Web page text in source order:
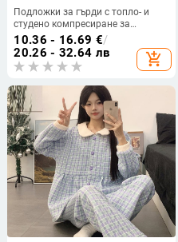
Подложки за гърди с топло- и
студено компресиране за
кърмене, 310 g на чифт, 40–50
двойки в кутия
10.36 - 16.69 €/
20.26 - 32.64 лв
add_shopping_cart